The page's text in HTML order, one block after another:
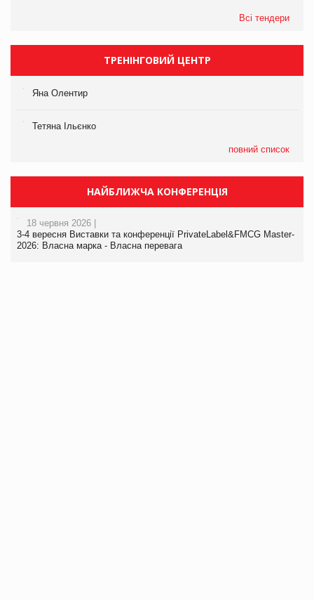
Всі тендери
ТРЕНІНГОВИЙ ЦЕНТР
Яна Олентир
Тетяна Ільєнко
повний список
НАЙБЛИЖЧА КОНФЕРЕНЦІЯ
18 червня 2026 |
3-4 вересня Виставки та конференції PrivateLabel&FMCG Master-
2026: Власна марка - Власна перевага